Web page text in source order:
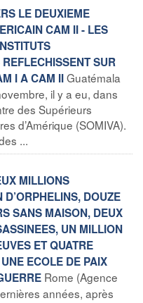
LE DEUXIEME
CAM II - LES
SUR
I A CAM IIGuatémala
il y a eu, dans
des Supérieurs
d’Amérique (SOMIVA).
...
MILLIONS
D’ORPHELINS, DOUZE
SANS MAISON, DEUX
UN MILLION
ET QUATRE
ECOLE DE PAIX
Rome (Agence
années, après